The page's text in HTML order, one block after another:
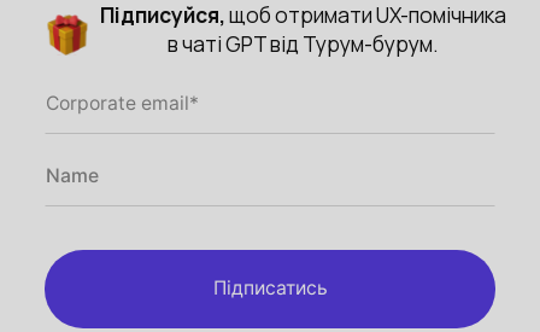
Підписуйся,щоб отримати UX-помічника
в чаті GPT від Турум-бурум.
Підписатись